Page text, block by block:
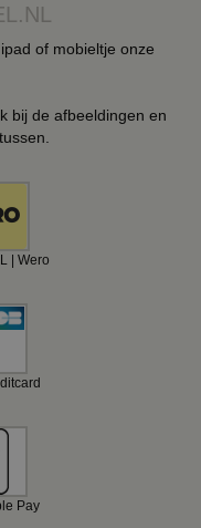
of mobieltje onze
bij de afbeeldingen en
| Wero
Pay